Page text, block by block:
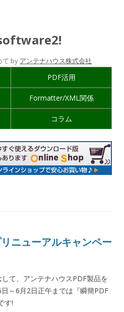
て by アンテナハウス株式会社
PDF活用
Formatter/XML関係
コラム
ニューアルキャンペー
て、アンテナハウスPDF製品を
～6月2日正午までは『瞬簡PDF
す!